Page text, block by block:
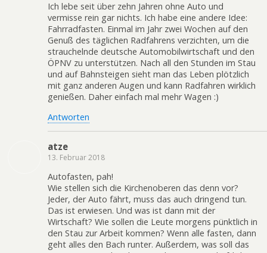
Ich lebe seit über zehn Jahren ohne Auto und
vermisse rein gar nichts. Ich habe eine andere Idee:
Fahrradfasten. Einmal im Jahr zwei Wochen auf den
Genuß des täglichen Radfahrens verzichten, um die
strauchelnde deutsche Automobilwirtschaft und den
ÖPNV zu unterstützen. Nach all den Stunden im Stau
und auf Bahnsteigen sieht man das Leben plötzlich
mit ganz anderen Augen und kann Radfahren wirklich
genießen. Daher einfach mal mehr Wagen :)
Antworten
atze
13. Februar 2018
Autofasten, pah!
Wie stellen sich die Kirchenoberen das denn vor?
Jeder, der Auto fährt, muss das auch dringend tun.
Das ist erwiesen. Und was ist dann mit der
Wirtschaft? Wie sollen die Leute morgens pünktlich in
den Stau zur Arbeit kommen? Wenn alle fasten, dann
geht alles den Bach runter. Außerdem, was soll das